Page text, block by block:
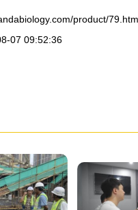
product/
07 09:52:36